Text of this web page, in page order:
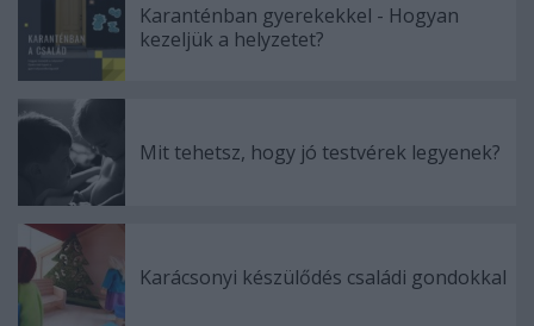
Karanténban gyerekekkel - Hogyan
kezeljük a helyzetet?
Mit tehetsz, hogy jó testvérek legyenek?
Karácsonyi készülődés családi gondokkal